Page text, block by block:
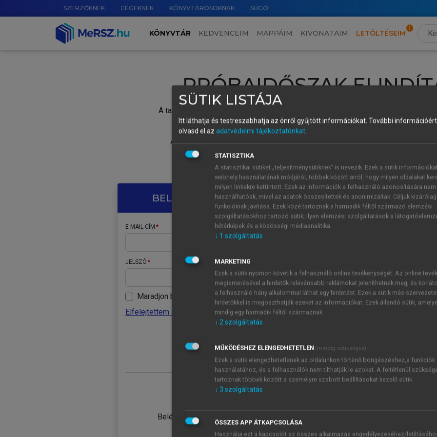
SZERZŐKNEK CÉGEKNEK KÖNYVTÁROSOKNAK SÚGÓ
KÖNYVTÁR KEDVENCEIM MAPPÁIM KIVONATAIM LETÖLTÉSEIM
PRÓBAIDŐSZAK
A tartalom megtekintéséhez lépj be a saját fiókoddal, iskolai azonosítóddal vagy
Új felhasználóként1 óra díjmentes hozzáférésrevagy
A próbaidőszak elindításához,
vagy hozz
A regisztráció után a
BELÉPÉS SAJÁT FIÓKKAL
E-MAIL-CÍM
JELSZÓ
Maradjon belépve
Elfelejtettem a jelszavamat
Belépés intézményi azonosítóval
ÚJ FIÓK
1 óra
JELSZÓ
Kérek értesítést a MeRSZ
Kérek értesítést az
SÜTIK LISTÁJA
Itt láthatja és testreszabhatja az önről gyűjtött információkat. További
olvasd el az adatvédelmi tájékoztatónkat.
STATISZTIKA
A statisztikai sütiket „teljesítménysütiknek” is nevezik. Ezek a sütik
webhely használatának módjáról, többek között arról, hogy milyen oldalakat
milyen linkekre kattintott. Ezek az információk a felhasználó azonosítására nem
használhatóak, mivel az adatok összesítettek és anonimizáltak. Céljuk
funkcióinak javítása. Ezek közé tartoznak a harmadik féltől származó elemzési
szolgáltatásokhoz tartozó sütik; ilyen elemzési szolgáltatások a
hőtérképek és a közösségi médiaanalitika.
↓ 1 szolgáltatás
MARKETING
Ezek a sütik nyomon követik a felhasználó online tevékenységét. Az online
megismerésével a hirdetők relevánsabb reklámokat jeleníthetnek meg, és
a felhasználó hány alkalommal láthat egy hirdetést. Ezek a sütik más
hirdetőkkel is megoszthatják ezeket az információkat. Ezek állandó sütik,
mindig egy harmadik féltől származnak.
↓ 2szolgáltatás
MŰKÖDÉSHEZ ELENGEDHETETLEN (mindig szükséges)
Ezek a sütik elengedhetetlenek az oldalunkon történő böngészéshez,a funkciók
használatához, és a felhasználók nem tilthatják le azokat. A feltétlenül
tartoznak többek között a személyre szabott beállításokat kezelő sütik.
↓ 3 szolgáltatás
ÖSSZES APP ÁTKAPCSOLÁSA
Használja ezt a kapcsolót az összes alkalmazás engedélyezéséhez/